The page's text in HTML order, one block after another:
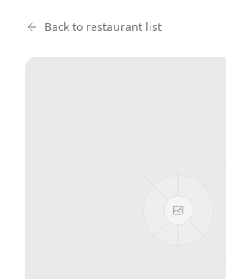
Back to restaurant list